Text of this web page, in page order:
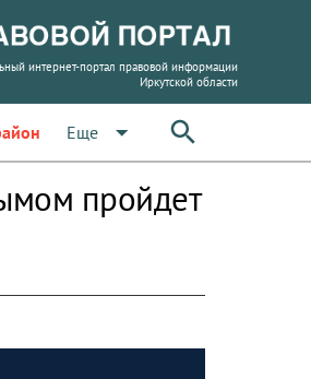
интернет-портал правовой информации
Иркутской области
Еще arrow_drop_down
пройдет